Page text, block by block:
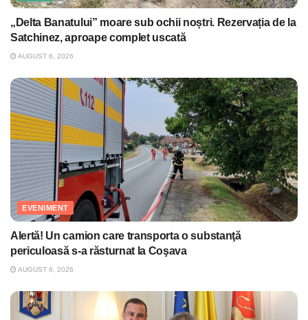
„Delta Banatului” moare sub ochii noștri. Rezervația de la
Satchinez, aproape complet uscată
AUGUST 6, 2026
EVENIMENT
Alertă! Un camion care transporta o substanţă
periculoasă s-a răsturnat la Coşava
AUGUST 6, 2026